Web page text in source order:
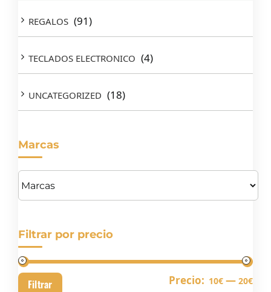
REGALOS (91)
TECLADOS ELECTRONICO (4)
UNCATEGORIZED (18)
Marcas
Filtrar por precio
Filtrar Precio: 10€ — 20€